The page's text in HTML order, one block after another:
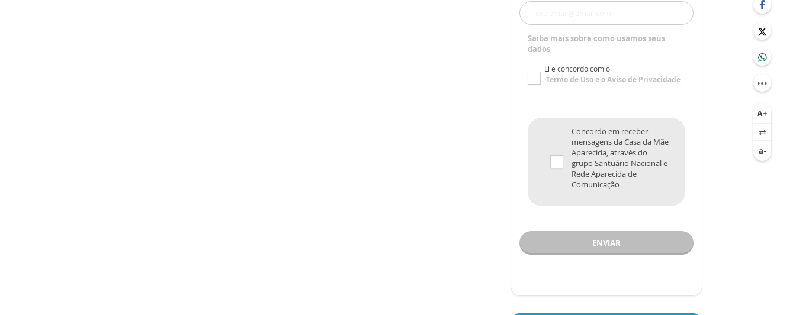
Saiba mais sobre como usamos seus
dados
Li e concordo com o
Termo de Usoe oAviso de Privacidade
Concordo em receber
mensagens da Casa da Mãe
Aparecida, através do
grupo Santuário Nacional e
Rede Aparecida de
Comunicação
ENVIAR